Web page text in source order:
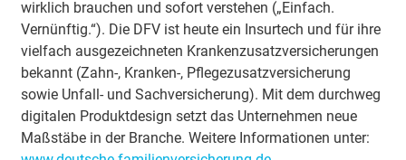
wirklich brauchen und sofort verstehen („Einfach.
Vernünftig.“). Die DFV ist heute ein Insurtech und für ihre
vielfach ausgezeichneten Krankenzusatzversicherungen
bekannt (Zahn-, Kranken-, Pflegezusatzversicherung
sowie Unfall- und Sachversicherung). Mit dem durchweg
digitalen Produktdesign setzt das Unternehmen neue
Maßstäbe in der Branche. Weitere Informationen unter: